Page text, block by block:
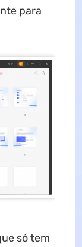
para
só tem